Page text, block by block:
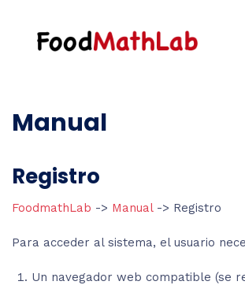
Manual
Registro
FoodmathLab -> Manual-> Registro
Para acceder al sistema, el usuario
Un navegador web compatible (se